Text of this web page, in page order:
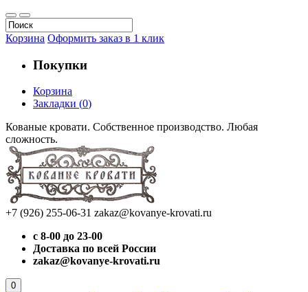
Корзина Оформить заказ в 1 клик
Покупки
Корзина
Закладки (0)
Кованые кровати. Собственное производство. Любая
сложность.
+7 (926) 255-06-31 zakaz@kovanye-krovati.ru
с 8-00 до 23-00
Доставка по всей России
zakaz@kovanye-krovati.ru
0